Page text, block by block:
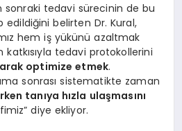
sonraki tedavi sürecinin de bu
edildiğini belirten Dr. Kural,
hem iş yükünü azaltmak
tedavi protokollerini
optimize etmek.
sonrası sistematikte zaman
tanıya hızla ulaşmasını
diye ekliyor.